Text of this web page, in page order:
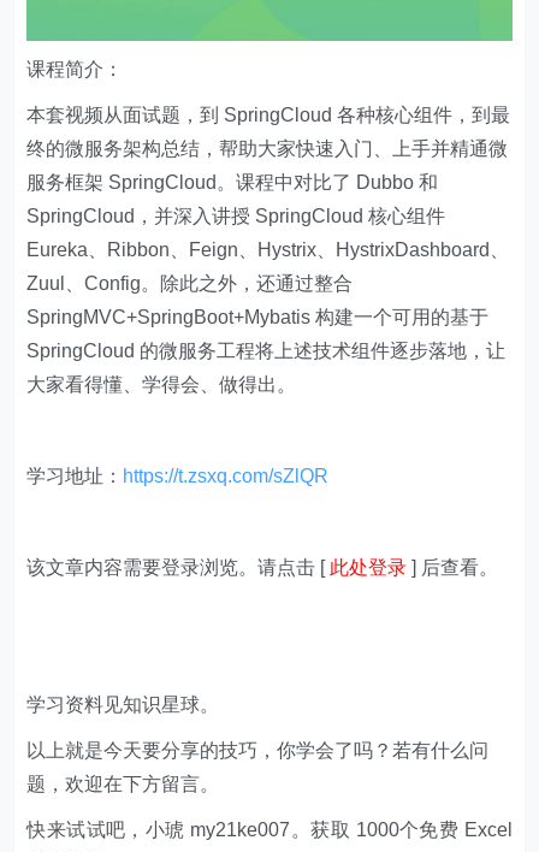
课程简介：
本套视频从面试题，到 SpringCloud 各种核心组件，到最
终的微服务架构总结，帮助大家快速入门、上手并精通微
服务框架 SpringCloud。课程中对比了 Dubbo 和
SpringCloud，并深入讲授 SpringCloud 核心组件
Eureka、Ribbon、Feign、Hystrix、HystrixDashboard、
Zuul、Config。除此之外，还通过整合
SpringMVC+SpringBoot+Mybatis 构建一个可用的基于
SpringCloud 的微服务工程将上述技术组件逐步落地，让
大家看得懂、学得会、做得出。
学习地址： https://t.zsxq.com/sZlQR
该文章内容需要登录浏览。请点击 [ 此处登录 ] 后查看。
学习资料见知识星球。
以上就是今天要分享的技巧，你学会了吗？若有什么问
题，欢迎在下方留言。
快来试试吧，小琥 my21ke007。获取 1000个免费 Excel